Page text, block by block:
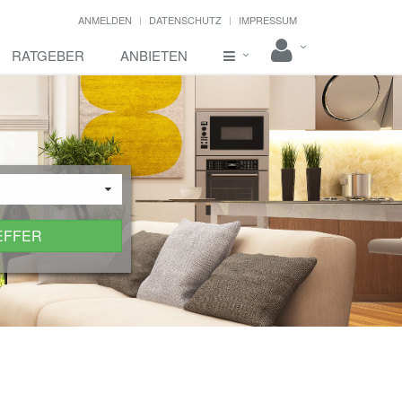
ANMELDEN DATENSCHUTZ IMPRESSUM
RATGEBER ANBIETEN